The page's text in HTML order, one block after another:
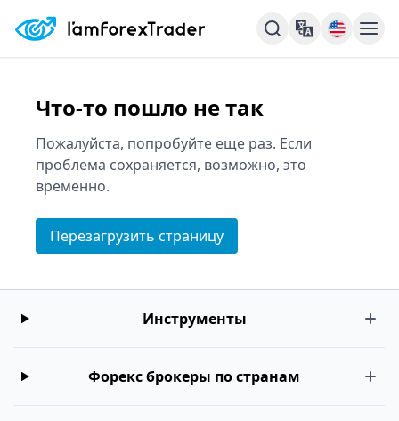
Что-то пошло не так
Пожалуйста, попробуйте еще раз. Если
проблема сохраняется, возможно, это
временно.
Перезагрузить страницу
Инструменты
Форекс брокеры по странам